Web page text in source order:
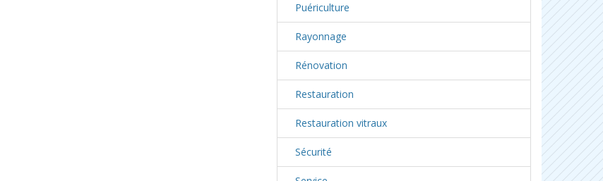
Puériculture
Rayonnage
Rénovation
Restauration
Restauration vitraux
Sécurité